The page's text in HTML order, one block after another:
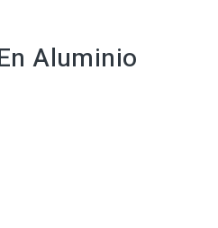
Aluminio